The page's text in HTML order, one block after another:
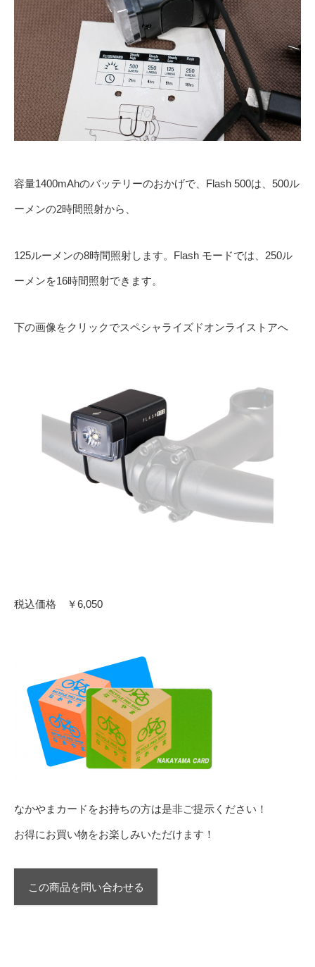
容量1400mAhのバッテリーのおかげで、Flash 500は、500ル
ーメンの2時間照射から、
125ルーメンの8時間照射します。Flash モードでは、250ル
ーメンを16時間照射できます。
下の画像をクリックでスペシャライズドオンライストアへ
税込価格 ￥6,050
なかやまカードをお持ちの方は是非ご提示ください！
お得にお買い物をお楽しみいただけます！
この商品を問い合わせる